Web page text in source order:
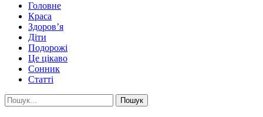
Головне
Краса
Здоров’я
Діти
Подорожі
Це цікаво
Сонник
Статті